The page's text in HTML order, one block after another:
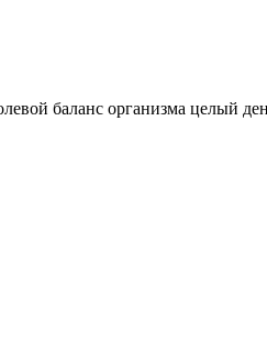
баланс организма целый